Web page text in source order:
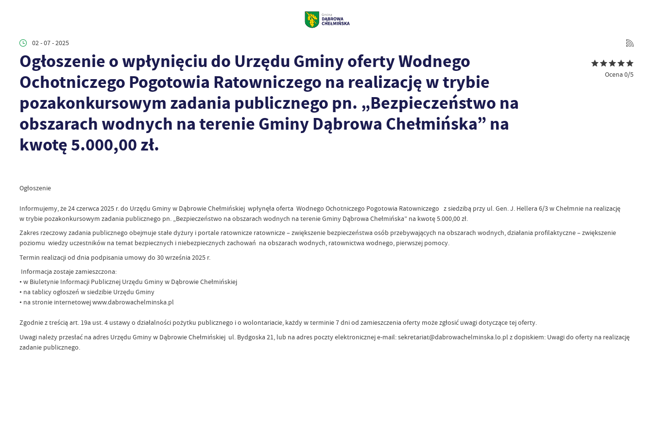
02 - 07 - 2025
Ogłoszenie o wpłynięciu do Urzędu Gminy oferty Wodnego
Ochotniczego Pogotowia Ratowniczego na realizację w trybie
pozakonkursowym zadania publicznego pn. „Bezpieczeństwo na
obszarach wodnych na terenie Gminy Dąbrowa Chełmińska” na
kwotę 5.000,00 zł.
Ocena 0/5
Ogłoszenie
Informujemy, że 24 czerwca 2025 r. do Urzędu Gminy w Dąbrowie Chełmińskiej wpłynęła oferta Wodnego Ochotniczego Pogotowia Ratowniczego z siedzibą przy ul. Gen. J. Hellera 6/3 w Chełmnie na realizację
w trybie pozakonkursowym zadania publicznego pn. „Bezpieczeństwo na obszarach wodnych na terenie Gminy Dąbrowa Chełmińska” na kwotę 5.000,00 zł.
Zakres rzeczowy zadania publicznego obejmuje stałe dyżury i portale ratownicze ratownicze – zwiększenie bezpieczeństwa osób przebywających na obszarach wodnych, działania profilaktyczne – zwiększenie
poziomu wiedzy uczestników na temat bezpiecznych i niebezpiecznych zachowań na obszarach wodnych, ratownictwa wodnego, pierwszej pomocy.
Termin realizacji od dnia podpisania umowy do 30 września 2025 r.
Informacja zostaje zamieszczona:
• w Biuletynie Informacji Publicznej Urzędu Gminy w Dąbrowie Chełmińskiej
• na tablicy ogłoszeń w siedzibie Urzędu Gminy
• na stronie internetowej www.dabrowachelminska.pl
Zgodnie z treścią art. 19a ust. 4 ustawy o działalności pożytku publicznego i o wolontariacie, każdy w terminie 7 dni od zamieszczenia oferty może zgłosić uwagi dotyczące tej oferty.
Uwagi należy przesłać na adres Urzędu Gminy w Dąbrowie Chełmińskiej ul. Bydgoska 21, lub na adres poczty elektronicznej e-mail: sekretariat@dabrowachelminska.lo.pl z dopiskiem: Uwagi do oferty na realizację
zadanie publicznego.